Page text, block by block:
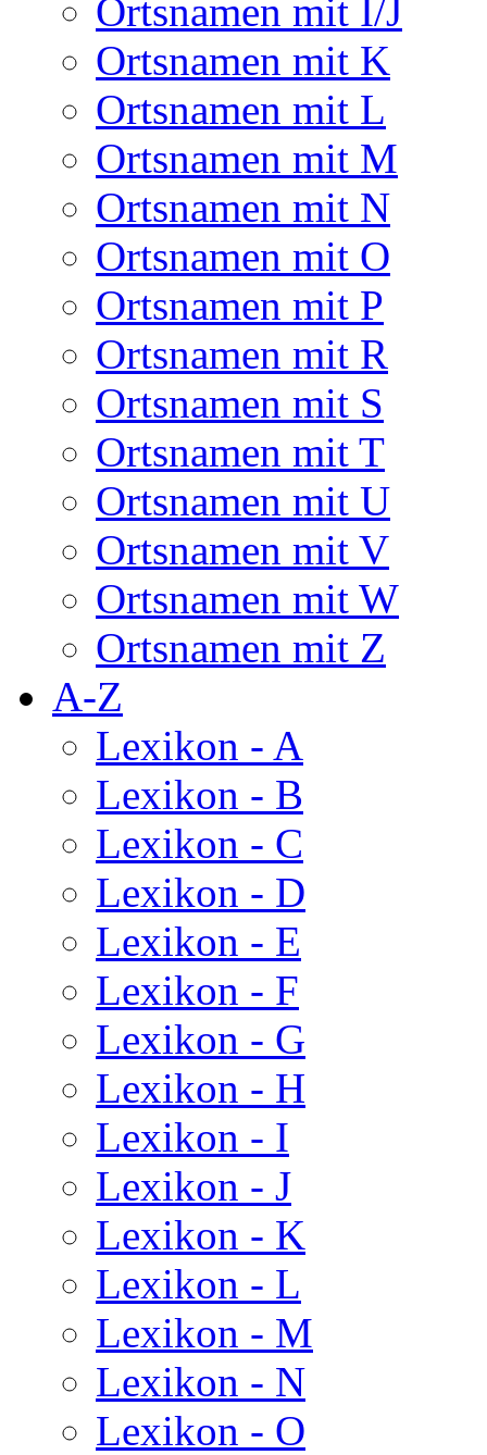
Ortsnamen mit I/J
Ortsnamen mit K
Ortsnamen mit L
Ortsnamen mit M
Ortsnamen mit N
Ortsnamen mit O
Ortsnamen mit P
Ortsnamen mit R
Ortsnamen mit S
Ortsnamen mit T
Ortsnamen mit U
Ortsnamen mit V
Ortsnamen mit W
Ortsnamen mit Z
A-Z
Lexikon - A
Lexikon - B
Lexikon - C
Lexikon - D
Lexikon - E
Lexikon - F
Lexikon - G
Lexikon - H
Lexikon - I
Lexikon - J
Lexikon - K
Lexikon - L
Lexikon - M
Lexikon - N
Lexikon - O